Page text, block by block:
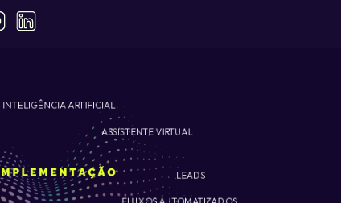
INTELIGÊNCIA ARTIFICIAL
ASSISTENTE VIRTUAL
LEADS